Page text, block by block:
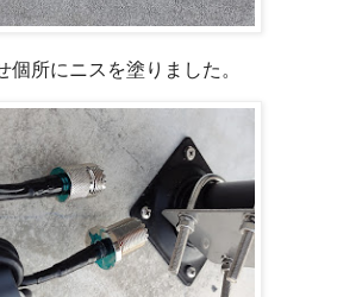
個所にニスを塗りました。